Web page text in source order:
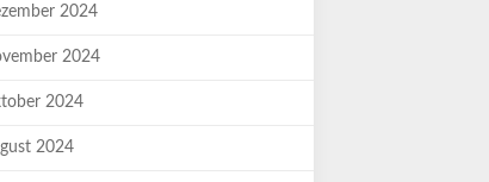
2024
2024
2024
2024